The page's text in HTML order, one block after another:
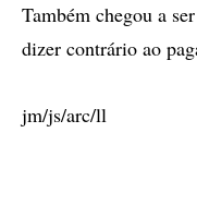
Também chegou a
dizer contrário ao
jm/js/arc/ll